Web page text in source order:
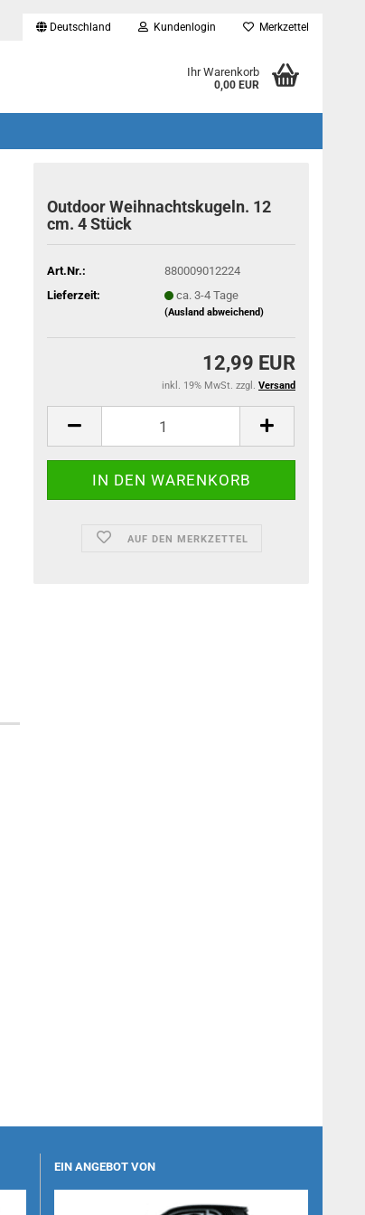
Deutschland Kundenlogin Merkzettel
Ihr Warenkorb
0,00 EUR
Outdoor Weihnachtskugeln. 12
cm. 4 Stück
Art.Nr.:
880009012224
Lieferzeit:
ca. 3-4 Tage
(Ausland abweichend)
12,99 EUR
inkl. 19% MwSt. zzgl. Versand
AUF DEN MERKZETTEL
EIN ANGEBOT VON